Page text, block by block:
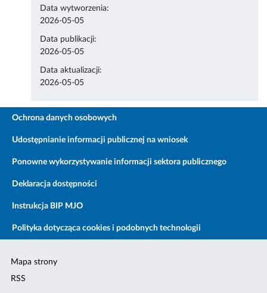
Data wytworzenia:
2026-05-05
Data publikacji:
2026-05-05
Data aktualizacji:
2026-05-05
Ochrona danych osobowych
Udostępnianie informacji publicznej na wniosek
Ponowne wykorzystywanie informacji sektora publicznego
Deklaracja dostępności
Instrukcja BIP MJO
Polityka dotycząca cookies i podobnych technologii
Mapa strony
RSS